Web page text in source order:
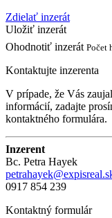
Zdielať inzerát
Uložiť inzerát
Ohodnotiť inzerát Počet
Kontaktujte inzerenta
V prípade, že Vás
informácií, zadajte
kontaktného formulára.
Inzerent
Bc. Petra Hayek
0917 854 239
Kontaktný formulár